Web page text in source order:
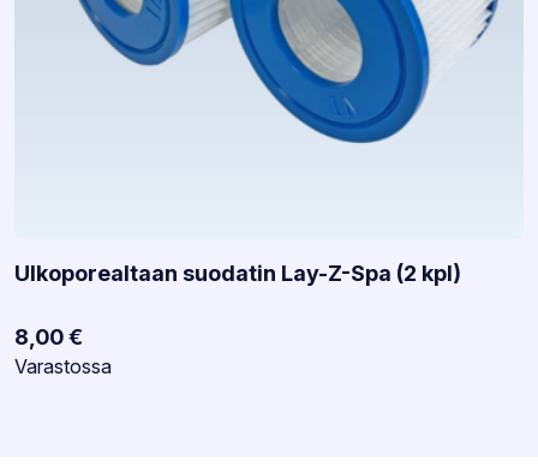
Ulkoporealtaan suodatin Lay-Z-Spa (2 kpl)
8,00€
Varastotilanne:
Varastossa